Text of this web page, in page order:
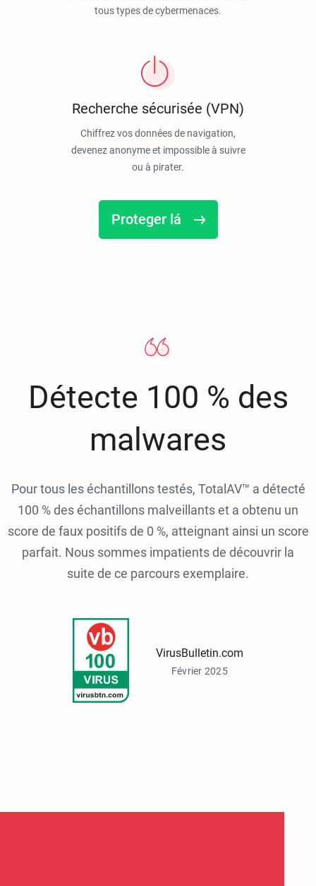
tous types de cybermenaces.
Recherche sécurisée (VPN)
Chiffrez vos données de navigation,
devenez anonyme et impossible à suivre
ou à pirater.
Proteger lá
Détecte 100 % des
malwares
Pour tous les échantillons testés, TotalAV™ a détecté
100 % des échantillons malveillants et a obtenu un
score de faux positifs de 0 %, atteignant ainsi un score
parfait. Nous sommes impatients de découvrir la
suite de ce parcours exemplaire.
VirusBulletin.com
Février 2025